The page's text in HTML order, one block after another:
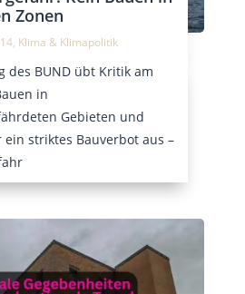
Zonen
, Klima & Klimapolitik
des BUND übt Kritik am
in
Gebieten und
striktes Bauverbot aus –